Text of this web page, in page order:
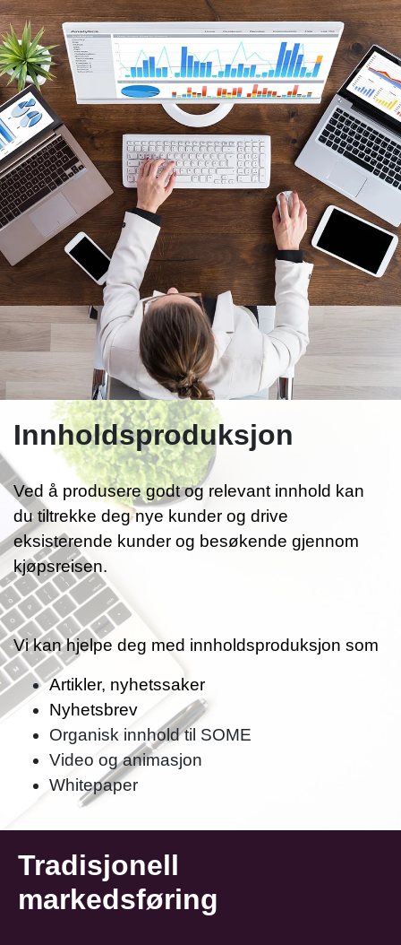
Innholdsproduksjon
Ved å produsere godt og relevant innhold kan
du tiltrekke deg nye kunder og drive
eksisterende kunder og besøkende gjennom
kjøpsreisen.
Vi kan hjelpe deg med innholdsproduksjon som
Artikler, nyhetssaker
Nyhetsbrev
Organisk innhold til SOME
Video og animasjon
Whitepaper
Tradisjonell
markedsføring